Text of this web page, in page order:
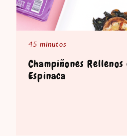
45 minutos
Champiñones Rellenos
Espinaca